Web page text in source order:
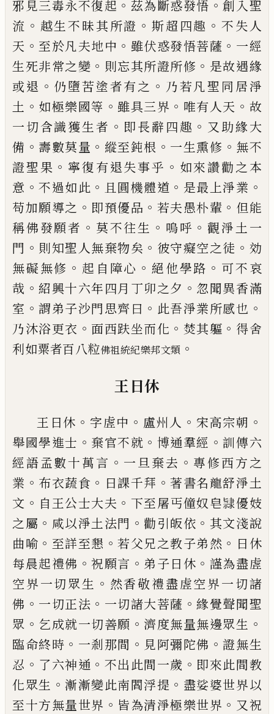
邪見三毒永不復起 。 茲為斷惑發悟 。創入聖
流 。 越生不昧其所證 。 斯超四趣 。 不失人
天 。 至於凡夫地中 。 雖伏惑發悟菩薩 。 一經
生死非常之變 。 則忘其所證所修 。 是故遇緣
或退 。 仍墮苦塗者有之 。 乃若凡聖同居淨
土 。 如極樂國等 。雖具三界 。 唯有人天 。 故
一切含識獲生者 。 即長辭四趣 。 又助緣大
備 。 壽數莫量 。 縱至鈍根 。 一生熏修 。 無不
證聖果 。 寧復有退失事乎 。 如來讚勸之本
意 。不過如此 。 且圓機體道 。 是最上淨業 。
苟加願導之 。 即預優品 。 若夫愚朴輩 。 但能
稱佛發願者 。 莫不往生 。 嗚呼 。觀淨土一
門 。 則知聖人無棄物矣 。 彼守癡空之徒 。 効
無礙無修 。 起自障心 。 絕他學路 。 可不哀
哉 。 紹興十六年四月丁卯之夕 。 忽聞異香滿
室 。謂弟子沙門思齊曰 。 此吾淨業所感也 。
乃沐浴更衣 。 面西趺坐而化 。 焚其軀 。 得舍
利如粟者百八粒佛祖統紀樂邦文類 。
王日休
王日休 。 字虗中 。 盧州人 。 宋高宗朝 。
舉國學進士 。 棄官不就 。 博通羣經 。訓傳六
經語孟數十萬言 。 一旦棄去 。 專修西方之
業 。 布衣蔬食 。 日課千拜 。著書名龍舒淨土
文 。 自王公士大夫 。 下至屠丐僮奴皂𨽻優妓
之屬 。 咸以淨土法門 。勸引皈依 。 其文淺說
曲喻 。 至詳至懇 。若父兄之教子弟然 。 日休
每晨起禮佛 。祝願言 。 弟子日休 。 謹為盡虗
空界一切眾生 。 然香敬禮盡虗空界一切諸
佛 。 一切正法 。 一切諸大菩薩 。 緣覺聲聞聖
眾 。 乞成就一切善願 。 濟度無量無邊眾生 。
臨命終時 。 一剎那間 。 見阿彌陀佛 。證無生
忍 。 了六神通 。 不出此間一歲 。 即來此間教
化眾生 。漸漸變此南閻浮提 。 盡娑婆世界以
至十方無量世界 。 皆為清淨極樂世界 。 又祝